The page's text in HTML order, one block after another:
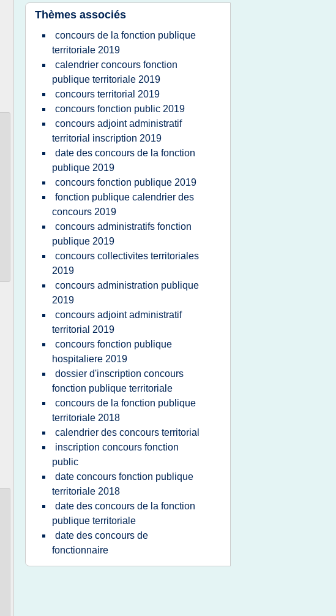
Thèmes associés
concours de la fonction publique
territoriale 2019
calendrier concours fonction
publique territoriale 2019
concours territorial 2019
concours fonction public 2019
concours adjoint administratif
territorial inscription 2019
date des concours de la fonction
publique 2019
concours fonction publique 2019
fonction publique calendrier des
concours 2019
concours administratifs fonction
publique 2019
concours collectivites territoriales
2019
concours administration publique
2019
concours adjoint administratif
territorial 2019
concours fonction publique
hospitaliere 2019
dossier d'inscription concours
fonction publique territoriale
concours de la fonction publique
territoriale 2018
calendrier des concours territorial
inscription concours fonction
public
date concours fonction publique
territoriale 2018
date des concours de la fonction
publique territoriale
date des concours de
fonctionnaire